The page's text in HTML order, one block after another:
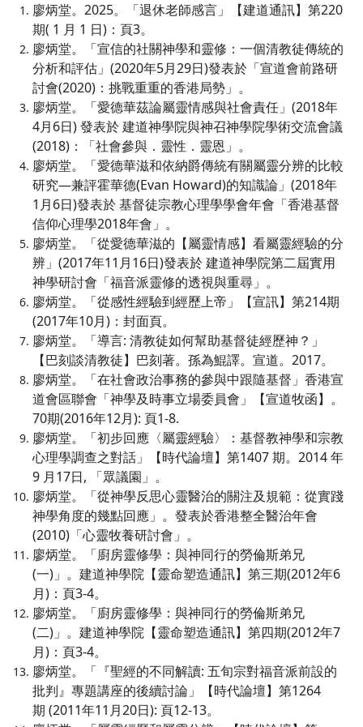
廖炳堂。2025。「退休老師感言」【建道通訊】第220
期( 1 月 1 日)：頁3。
廖炳堂。「宣信的社關神學和靈修：一個清教徒傳統的
分析和評估」(2020年5月29日)發表於「宣道會前路研
討會(2020)：挑戰重重的香港局勢」。
廖炳堂。「愛德華茲論屬靈情感與社會責任」(2018年
4月6日) 發表於 建道神學院與神召神學院學術交流會議
(2018)：「社會參與．靈性．靈恩」。
廖炳堂。「愛德華滋和依納爵傳統有關屬靈分辨的比較
研究—兼評霍華德(Evan Howard)的知識論」(2018年
1月6日)發表於 基督徒宗教心理學學會年會「香港基督
信仰心理學2018年會」。
廖炳堂。「從愛德華滋的【屬靈情感】看屬靈經驗的分
辨」(2017年11月16日)發表於 建道神學院第二屆實用
神學研討會「福音派靈修的透視與重尋」。
廖炳堂。「從感性經驗到經歷上帝」【宣訊】第214期
(2017年10月)：封面頁。
廖炳堂。「導言: 清教徒如何幫助基督徒經歷神？」
【巴刻談清教徒】巴刻著。孫為鯤譯。宣道。2017。
廖炳堂。「在社會政治事務的參與中跟隨基督」香港宣
道會區聯會「神學及時事立場委員會」【宣道牧函】。
70期(2016年12月): 頁1-8.
廖炳堂。「初步回應〈屬靈經驗〉：基督教神學和宗教
心理學調查之對話」【時代論壇】第1407 期。2014 年
9 月17日, 「眾議園」。
廖炳堂。「從神學反思心靈醫治的關注及規範：從實踐
神學角度的幾點回應」。發表於香港整全醫治年會
(2010)「心靈牧養研討會」。
廖炳堂。「廚房靈修學：與神同行的勞倫斯弟兄
(一)」。建道神學院【靈命塑造通訊】第三期(2012年6
月)：頁3-4。
廖炳堂。「廚房靈修學：與神同行的勞倫斯弟兄
(二)」。建道神學院【靈命塑造通訊】第四期(2012年7
月)：頁3-4。
廖炳堂。「『聖經的不同解讀: 五旬宗對福音派前設的
批判』專題講座的後續討論」【時代論壇】第1264
期 (2011年11月20日): 頁12-13。